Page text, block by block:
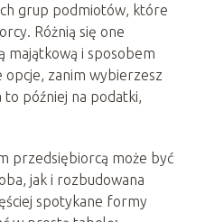
grup podmiotów, które
Różnią się one
majątkową i sposobem
zanim wybierzesz
to później na podatki,
przedsiębiorcą może być
jak i rozbudowana
spotykane formy